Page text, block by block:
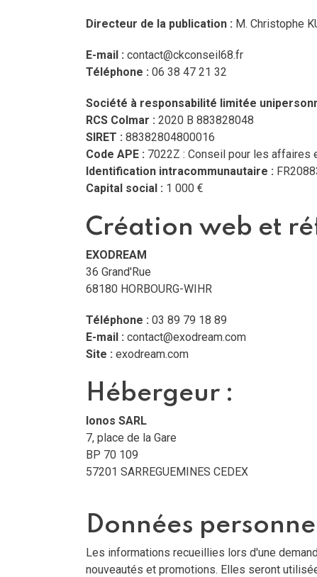
Directeur de la publication : M. Christophe
E-mail : contact@ckconseil68.fr
Téléphone : 06 38 47 21 32
Société à responsabilité limitée
RCS Colmar : 2020 B 883828048
SIRET : 88382804800016
Code APE : 7022Z : Conseil pour les
Identification intracommunautaire :
Capital social : 1 000 €
Création web et
EXODREAM
36 Grand'Rue
68180 HORBOURG-WIHR
Téléphone : 03 89 79 18 89
E-mail : contact@exodream.com
Site : exodream.com
Hébergeur :
Ionos SARL
7, place de la Gare
BP 70 109
57201 SARREGUEMINES CEDEX
Données
Les informations recueillies lors d'une
nouveautés et promotions. Elles seront